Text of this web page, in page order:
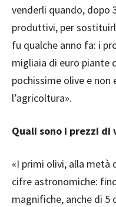
venderli quando, dopo
produttivi, per
fu qualche anno fa: i
migliaia di euro piante
pochissime olive e
l’agricoltura».
Quali sono i prezzi di
«I primi olivi, alla metà
cifre astronomiche:
magnifiche, anche di 5